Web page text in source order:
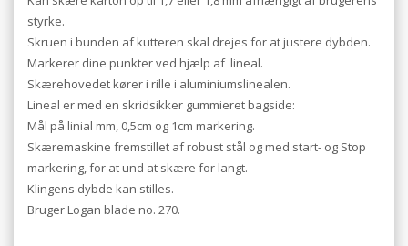
styrke.
Skruen i bunden af kutteren skal drejes for at justere dybden.
Markerer dine punkterved hjælp aflineal.
Skærehovedet kører i rille i aluminiumslinealen.
Lineal er med en skridsikker gummieret bagside:
Mål på linial mm, 0,5cm og 1cm markering.
Skæremaskine fremstillet af robust stål og med start- og Stop
markering, for at und at skære for langt.
Klingens dybde kan stilles.
Bruger Logan blade no. 270.